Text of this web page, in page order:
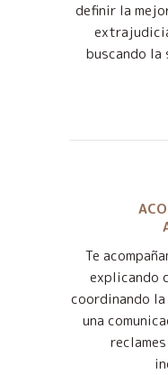
definir la
buscando la
Te
explicando
coordinando
una